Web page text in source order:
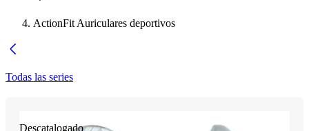
ActionFit Auriculares deportivos
Todas las series
Descatalogado